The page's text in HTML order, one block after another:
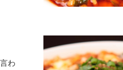
わ